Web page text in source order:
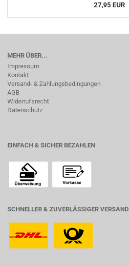
27,95 EUR
MEHR ÜBER...
Impressum
Kontakt
Versand- & Zahlungsbedingungen
AGB
Widerrufsrecht
Datenschutz
EINFACH & SICHER BEZAHLEN
SCHNELLER & ZUVERLÄSSIGER VERSAND